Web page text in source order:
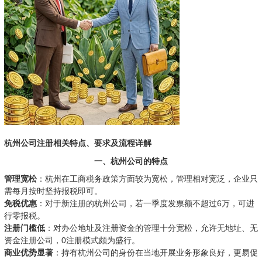
杭州公司注册相关特点、要求及流程详解
一、杭州公司的特点
管理宽松：杭州在工商税务政策方面较为宽松，管理相对宽泛，企业只
需每月按时坚持报税即可。
免税优惠 ：对于新注册的杭州公司，若一季度发票额不超过6万，可进
行零报税。
注册门槛低 ：对办公地址及注册资金的管理十分宽松，允许无地址、无
资金注册公司，0注册模式颇为盛行。
商业优势显著 ：持有杭州公司的身份在当地开展业务形象良好，更易促